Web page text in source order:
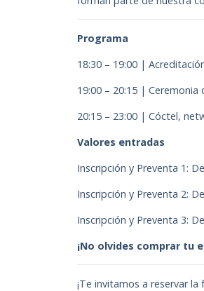
Programa
18:30 – 19:00 |
19:00 – 20:15 |
20:15 – 23:00 | Cóctel,
Valores entradas
Inscripción y Preventa 1:
Inscripción y Preventa 2:
Inscripción y Preventa 3:
¡No olvides comprar tu
¡Te invitamos a reservar